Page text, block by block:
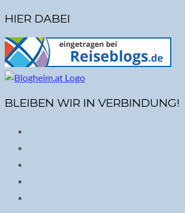
HIER DABEI
BLEIBEN WIR IN VERBINDUNG!